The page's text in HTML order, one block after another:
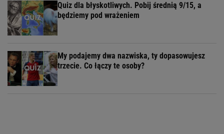
Quiz dla błyskotliwych. Pobij średnią 9/15, a
będziemy pod wrażeniem
My podajemy dwa nazwiska, ty dopasowujesz
trzecie. Co łączy te osoby?